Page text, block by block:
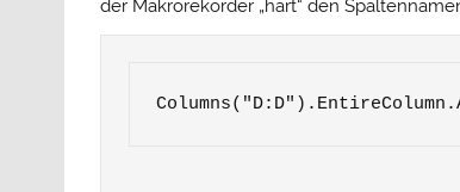
der Makrorekorder „hart“ den